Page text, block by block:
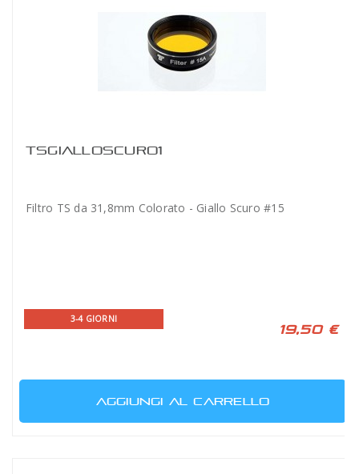
TSGIALLOSCURO1
Filtro TS da 31,8mm Colorato - Giallo Scuro #15
3-4 GIORNI
19,50 €
AGGIUNGI AL CARRELLO